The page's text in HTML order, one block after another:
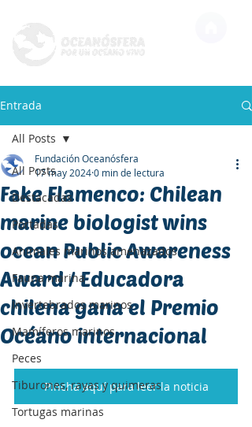
Entrada
All Posts
Destacadas
Portadas
Animales marinos amenazados
Fauna marina
Invertebrados marinos
Mamíferos marinos
Peces
Tiburones, rayas y quimeras
Tortugas marinas
All Posts
Fake Flamenco: Chilean
marine biologist wins
ocean Public Awareness
Award / Educadora
chilena gana el Premio
Océano internacional
Fundación Oceanósfera
17 may 20240 min de lectura
Pincha aquí para leer la noticia